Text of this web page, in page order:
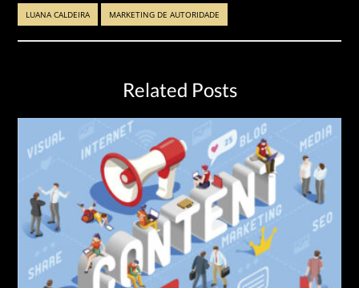
LUANA CALDEIRA MARKETING DE AUTORIDADE
Related Posts